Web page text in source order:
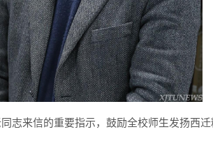
志来信的重要指示，鼓励全校师生发扬西